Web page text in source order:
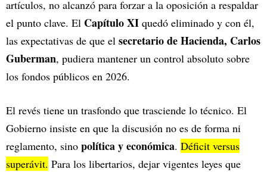
artículos, no alcanzó para forzar a la oposición a respaldar
el punto clave. El Capítulo XI quedó eliminado y con él,
las expectativas de que el secretario de Hacienda, Carlos
Guberman, pudiera mantener un control absoluto sobre
los fondos públicos en 2026.
El revés tiene un trasfondo que trasciende lo técnico. El
Gobierno insiste en que la discusión no es de forma ni
reglamento, sino política y económica. Déficit versus
superávit. Para los libertarios, dejar vigentes leyes que